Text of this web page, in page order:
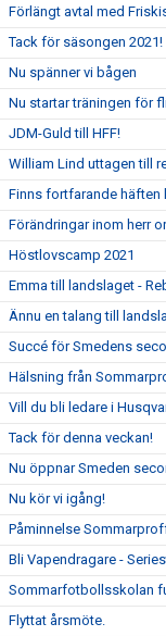
Förlängt avtal med
Tack för säsongen 2021!
Nu spänner vi bågen
Nu startar träningen för
JDM-Guld till HFF!
William Lind uttagen till
Finns fortfarande häften
Förändringar inom herr
Höstlovscamp 2021
Emma till landslaget -
Ännu en talang till
Succé för Smedens
Hälsning från
Vill du bli ledare i
Tack för denna veckan!
Nu öppnar Smeden
Nu kör vi igång!
Påminnelse
Bli Vapendragare -
Sommarfotbollsskolan
Flyttat årsmöte.